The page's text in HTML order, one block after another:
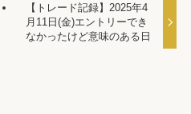
【トレード記録】2025年4
月11日(金)エントリーでき
なかったけど意味のある日